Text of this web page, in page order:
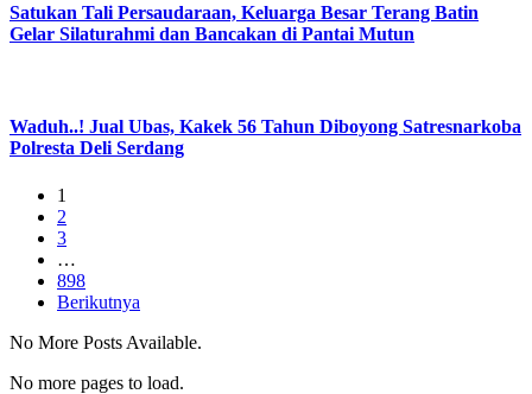
Satukan Tali Persaudaraan, Keluarga Besar Terang Batin
Gelar Silaturahmi dan Bancakan di Pantai Mutun
Waduh..! Jual Ubas, Kakek 56 Tahun Diboyong Satresnarkoba
Polresta Deli Serdang
1
2
3
…
898
Berikutnya
No More Posts Available.
No more pages to load.